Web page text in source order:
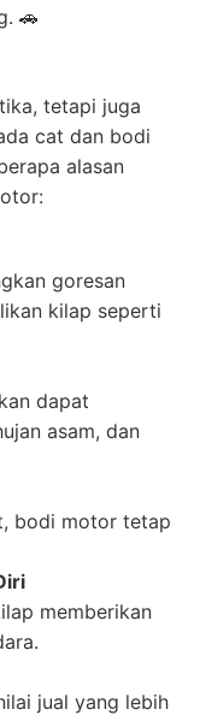
🚗
tetapi juga
cat dan bodi
alasan
goresan
kilap seperti
dapat
asam, dan
bodi motor tetap
memberikan
jual yang lebih